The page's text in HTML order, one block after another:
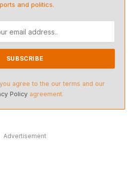
and politics.
agree to the our terms and our
Policy agreement.
Advertisement